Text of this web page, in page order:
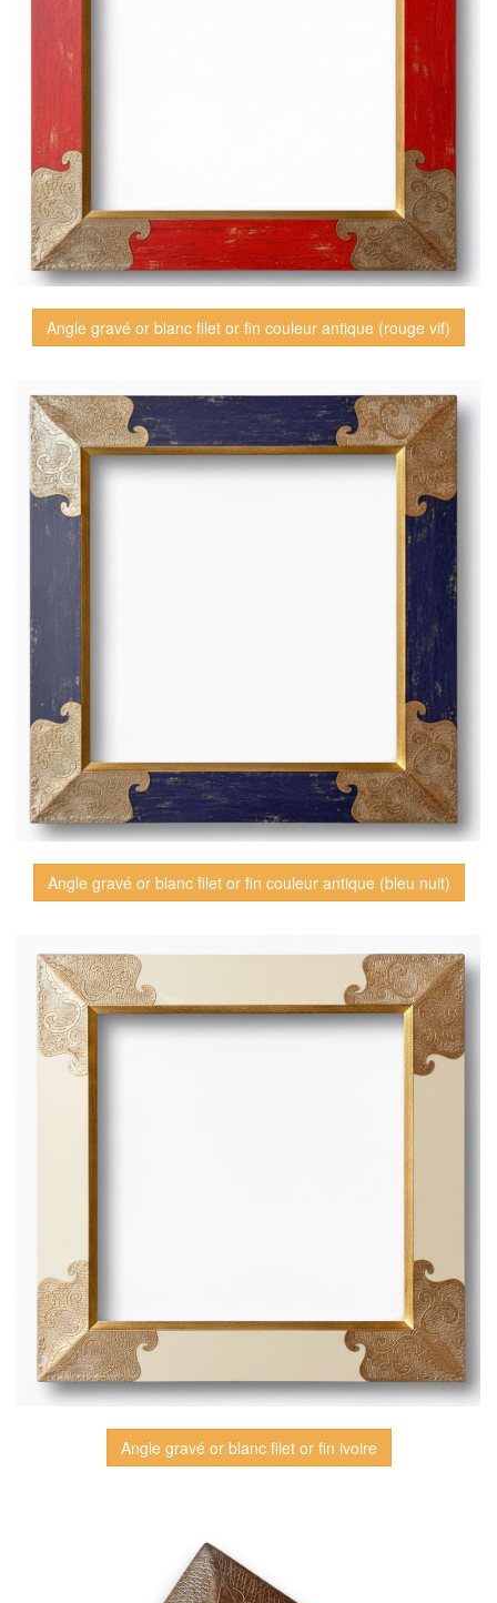
Angle gravé or blanc filet or fin couleur antique (rouge vif)
Angle gravé or blanc filet or fin couleur antique (bleu nuit)
Angle gravé or blanc filet or fin ivoire